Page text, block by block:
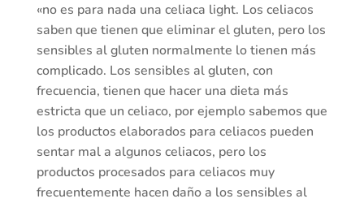
«no es para nada una celiaca light. Los celiacos
saben que tienen que eliminar el gluten, pero los
sensibles al gluten normalmente lo tienen más
complicado. Los sensibles al gluten, con
frecuencia, tienen que hacer una dieta más
estricta que un celiaco, por ejemplo sabemos que
los productos elaborados para celiacos pueden
sentar mal a algunos celiacos, pero los
productos procesados para celiacos muy
frecuentemente hacen daño a los sensibles al